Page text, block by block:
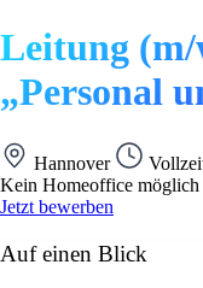
Leitung (m/
„Personal
Hannover
Kein Homeoffice möglich
Jetzt bewerben
Auf einen Blick